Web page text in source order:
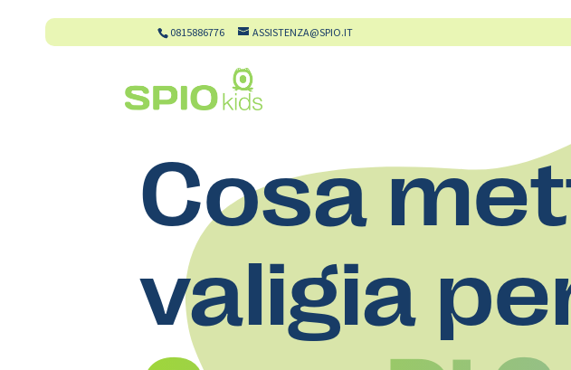
0815886776 ASSISTENZA@SPIO.IT
Cosa
valigia